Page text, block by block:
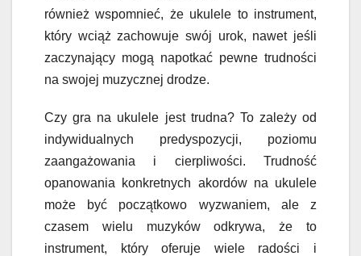
również wspomnieć, że ukulele to instrument,
który wciąż zachowuje swój urok, nawet jeśli
zaczynający mogą napotkać pewne trudności
na swojej muzycznej drodze.
Czy gra na ukulele jest trudna? To zależy od
indywidualnych predyspozycji, poziomu
zaangażowania i cierpliwości. Trudność
opanowania konkretnych akordów na ukulele
może być początkowo wyzwaniem, ale z
czasem wielu muzyków odkrywa, że to
instrument, który oferuje wiele radości i